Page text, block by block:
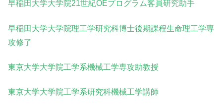
早稲田大学大学院21世紀OEプログラム客員研究助手
早稲田大学大学院理工学研究科博士後期課程生命理工学専
攻修了
東京大学大学院工学系機械工学専攻助教授
東京大学大学院工学系研究科機械工学講師